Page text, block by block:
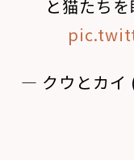
と猫たち
— クウとカ